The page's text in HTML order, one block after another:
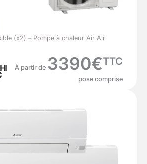
(x2) – Pompe à chaleur Air Air
À partir de 3390€TTC
pose comprise